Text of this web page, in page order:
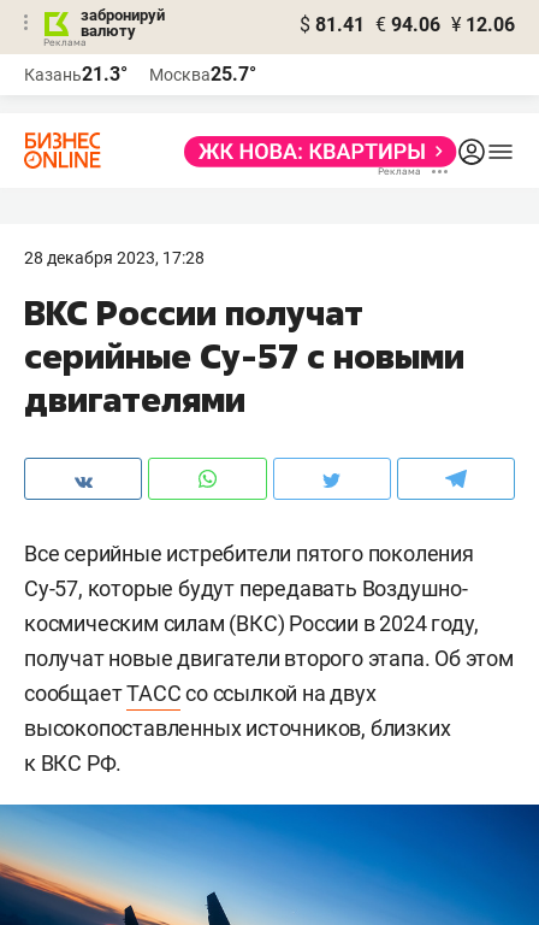
забронируй
валюту
$ 81.41 € 94.06 ¥ 12.06
Казань21.3° Москва25.7°
28 декабря 2023, 17:28
ВКС России получат
серийные Су-57 с новыми
двигателями
Все серийные истребители пятого поколения
Су-57, которые будут передавать Воздушно-
космическим силам (ВКС) России в 2024 году,
получат новые двигатели второго этапа. Об этом
сообщаетТАССсо ссылкой на двух
высокопоставленных источников, близких
к ВКС РФ.